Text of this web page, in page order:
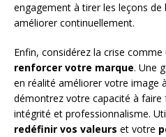
engagement à tirer les leçons de
améliorer continuellement.
Enfin, considérez la crise
renforcer votre marque. Une
en réalité améliorer votre image
démontrez votre capacité à faire
intégrité et professionnalisme.
redéfinir vos valeurs et votre